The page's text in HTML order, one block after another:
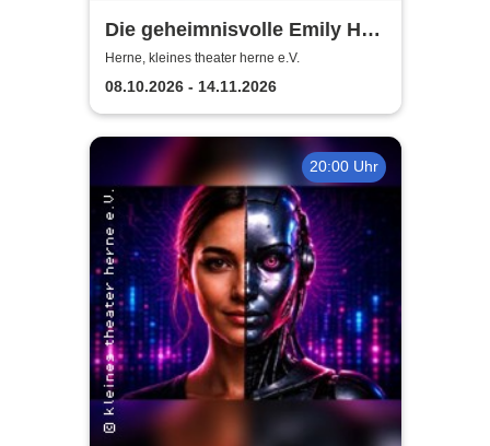
Die geheimnisvolle Emily Hart
- Thrillerkomödie von
Christian Weymayr
Herne, kleines theater herne e.V.
08.10.2026 - 14.11.2026
20:00 Uhr